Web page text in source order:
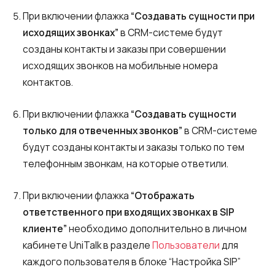
При включении флажка “Создавать сущности при
исходящих звонках”в CRM-системе будут
созданы контакты и заказы при совершении
исходящих звонков на мобильные номера
контактов.
При включении флажка “Создавать сущности
только для отвеченных звонков”в CRM-системе
будут созданы контакты и заказы только по тем
телефонным звонкам, на которые ответили.
При включении флажка “Отображать
ответственного при входящих звонках в SIP
клиенте”необходимо дополнительно в личном
кабинете UniTalk в разделеПользователидля
каждого пользователя в блоке “Настройка SIP”